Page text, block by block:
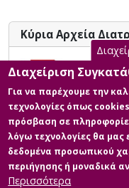
Κύρια Αρχεία
Συμβολή
Προβολή
(pdf)
Διαχείριση
Για να παρέχουμε την
τεχνολογίες όπως
πρόσβαση σε
λόγω τεχνολογίες θα μας
δεδομένα προσωπικού
περιήγησης ή μοναδικά
Περισσότερα